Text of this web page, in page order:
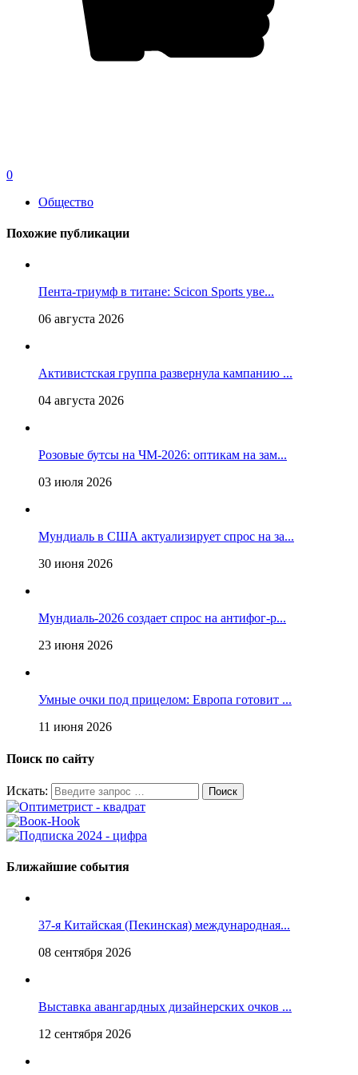
0
Общество
Похожие публикации
Пента-триумф в титане: Scicon Sports уве...
06 августа 2026
Активистская группа развернула кампанию ...
04 августа 2026
Розовые бутсы на ЧМ-2026: оптикам на зам...
03 июля 2026
Мундиаль в США актуализирует спрос на за...
30 июня 2026
Мундиаль-2026 создает спрос на антифог-р...
23 июня 2026
Умные очки под прицелом: Европа готовит ...
11 июня 2026
Поиск по сайту
Искать:
Ближайшие события
37-я Китайская (Пекинская) международная...
08 сентября 2026
Выставка авангардных дизайнерских очков ...
12 сентября 2026